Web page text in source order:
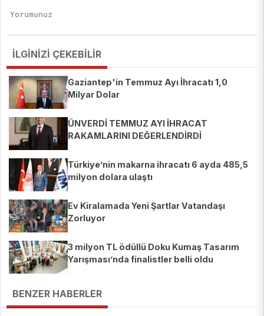
İLGİNİZİ ÇEKEBİLİR
Gaziantep'in Temmuz Ayı İhracatı 1,0
Milyar Dolar
ÜNVERDİ TEMMUZ AYI İHRACAT
RAKAMLARINI DEĞERLENDİRDİ
Türkiye’nin makarna ihracatı 6 ayda 485,5
milyon dolara ulaştı
Ev Kiralamada Yeni Şartlar Vatandaşı
Zorluyor
3 milyon TL ödüllü Doku Kumaş Tasarım
Yarışması’nda finalistler belli oldu
BENZER HABERLER